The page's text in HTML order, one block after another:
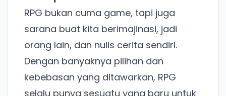
RPG bukan cuma game, tapi juga
sarana buat kita berimajinasi, jadi
orang lain, dan nulis cerita sendiri.
Dengan banyaknya pilihan dan
kebebasan yang ditawarkan, RPG
selalu punya sesuatu yang baru untuk
Ada Website Baru!
Khusus untuk kamu yang mau coba